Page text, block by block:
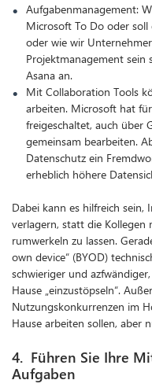
Aufgabenmanagement:
Microsoft To Do oder soll
oder wie wir
Projekt­management sein
Asana an.
Mit Collaboration Tools
arbeiten. Microsoft hat für
freigeschaltet, auch über
gemeinsam bearbeiten.
Datenschutz ein
erheblich höhere
Dabei kann es hilfreich
verlagern, statt die
rumwerkeln zu lassen.
own device“ (BYOD)
schwieriger und
Hause „einzustöpseln“.
Nutzungskonkurrenzen im
Hause arbeiten sollen, aber
4. Führen Sie Ihre
Aufgaben